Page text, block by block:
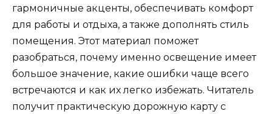
гармоничные акценты, обеспечивать комфорт
для работы и отдыха, а также дополнять стиль
помещения. Этот материал поможет
разобраться, почему именно освещение имеет
большое значение, какие ошибки чаще всего
встречаются и как их легко избежать. Читатель
получит практическую дорожную карту с